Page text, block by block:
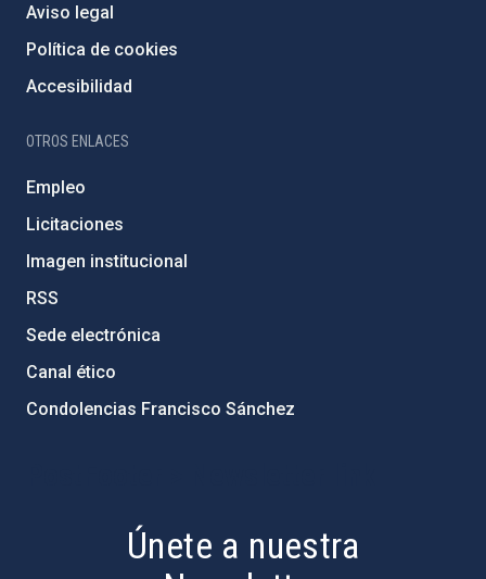
Aviso legal
Política de cookies
Accesibilidad
OTROS ENLACES
Empleo
Licitaciones
Imagen institucional
RSS
Sede electrónica
Canal ético
Condolencias Francisco Sánchez
Únete a nuestra